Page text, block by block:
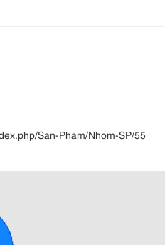
San-Pham/Nhom-SP/55